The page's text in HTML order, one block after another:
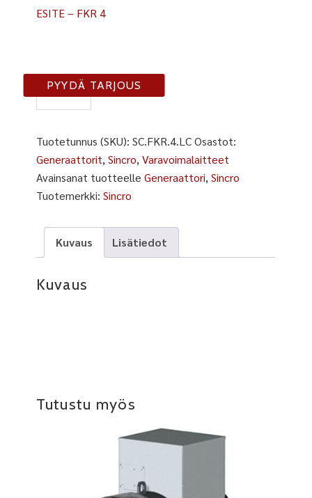
ESITE – FKR 4
FKR
4
määrä
PYYDÄ TARJOUS
Tuotetunnus (SKU):SC.FKR.4.LC Osastot:
Generaattorit,Sincro,Varavoimalaitteet
Avainsanat tuotteelleGeneraattori,Sincro
Tuotemerkki:Sincro
Kuvaus Lisätiedot
Kuvaus
Tutustu myös